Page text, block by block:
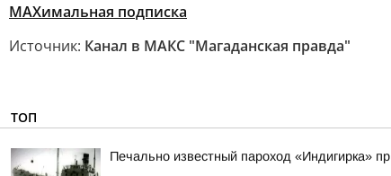
МАХимальная подписка
Источник: Канал в МАКС "Магаданская правда"
ТОП
Печально известный пароход «Индигирка»